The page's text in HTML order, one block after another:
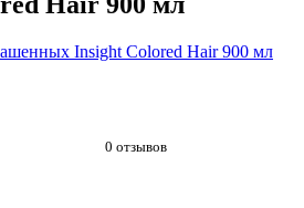
0 отзывов